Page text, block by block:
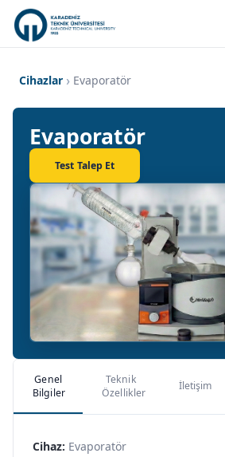
Cihazlar Evaporatör
Evaporatör
Test Talep Et
Genel
Bilgiler
Teknik
Özellikler
İletişim
Cihaz: Evaporatör